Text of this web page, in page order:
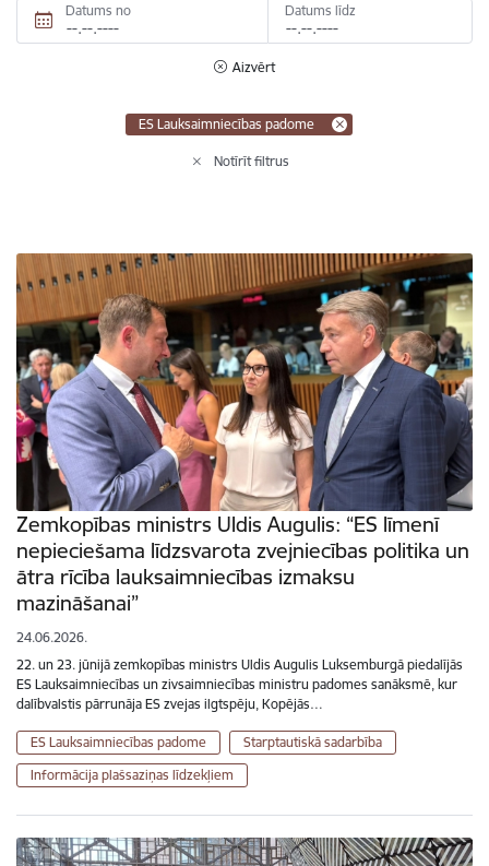
Datums no Datums līdz
Aizvērt
ES Lauksaimniecības padome
Notīrīt filtrus
Zemkopības ministrs Uldis Augulis: “ES līmenī
nepieciešama līdzsvarota zvejniecības politika un
ātra rīcība lauksaimniecības izmaksu
mazināšanai”
24.06.2026.
22. un 23. jūnijā zemkopības ministrs Uldis Augulis Luksemburgā piedalījās
ES Lauksaimniecības un zivsaimniecības ministru padomes sanāksmē, kur
dalībvalstis pārrunāja ES zvejas ilgtspēju, Kopējās…
ES Lauksaimniecības padome
Starptautiskā sadarbība
Informācija plašsaziņas līdzekļiem